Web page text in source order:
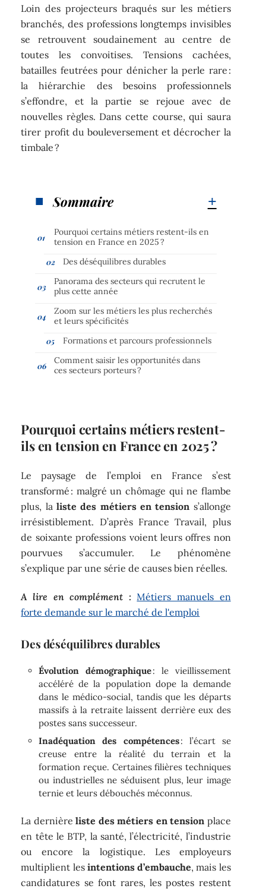
Loin des projecteurs braqués sur les métiers
branchés, des professions longtemps invisibles
se retrouvent soudainement au centre de
toutes les convoitises. Tensions cachées,
batailles feutrées pour dénicher la perle rare :
la hiérarchie des besoins professionnels
s’effondre, et la partie se rejoue avec de
nouvelles règles. Dans cette course, qui saura
tirer profit du bouleversement et décrocher la
timbale ?
Sommaire
Pourquoi certains métiers restent-ils en
tension en France en 2025 ?
Des déséquilibres durables
Panorama des secteurs qui recrutent le
plus cette année
Zoom sur les métiers les plus recherchés
et leurs spécificités
Formations et parcours professionnels
Comment saisir les opportunités dans
ces secteurs porteurs ?
Pourquoi certains métiers restent-
ils en tension en France en 2025 ?
Le paysage de l’emploi en France s’est
transformé : malgré un chômage qui ne flambe
plus, laliste des métiers en tension s’allonge
irrésistiblement. D’après France Travail, plus
de soixante professions voient leurs offres non
pourvues s’accumuler. Le phénomène
s’explique par une série de causes bien réelles.
A lire en complément : Métiers manuels en
forte demande sur le marché de l'emploi
Des déséquilibres durables
Évolution démographique: le vieillissement
accéléré de la population dope la demande
dans le médico-social, tandis que les départs
massifs à la retraite laissent derrière eux des
postes sans successeur.
Inadéquation des compétences: l’écart se
creuse entre la réalité du terrain et la
formation reçue. Certaines filières techniques
ou industrielles ne séduisent plus, leur image
ternie et leurs débouchés méconnus.
La dernièreliste des métiers en tension place
en tête le BTP, la santé, l’électricité, l’industrie
ou encore la logistique. Les employeurs
multiplient les intentions d’embauche, mais les
candidatures se font rares, les postes restent